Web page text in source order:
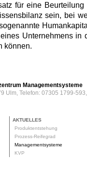
für eine
sein, bei
Unternehmens in
können.
Managementsysteme
Ulm, Telefon: 07305 1799-
AKTUELLES
Produktentstehung
Prozess-Reifegrad
Managementsysteme
KVP